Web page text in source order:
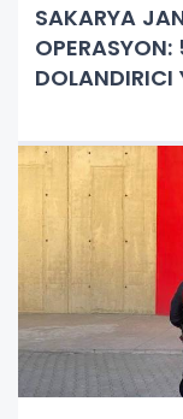
SAKARYA
DOLANDIRICI